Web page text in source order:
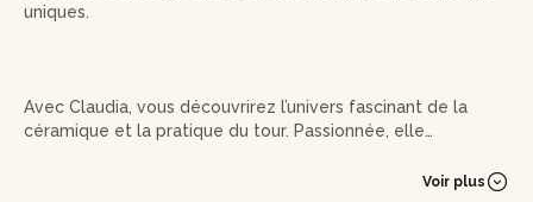
uniques.
Avec Claudia, vous découvrirez l’univers fascinant de la
céramique et la pratique du tour. Passionnée, elle
guidant pas à pas dans cette expérience créative etVoir plus